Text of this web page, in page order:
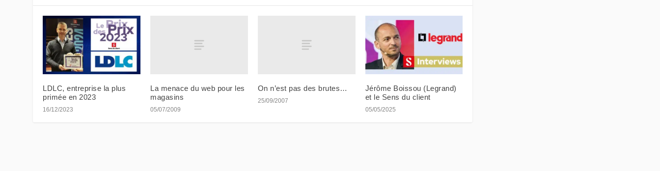
LDLC, entreprise la plus
primée en 2023
16/12/2023
La menace du web pour les
magasins
05/07/2009
On n’est pas des brutes…
25/09/2007
Jérôme Boissou (Legrand)
et le Sens du client
05/05/2025